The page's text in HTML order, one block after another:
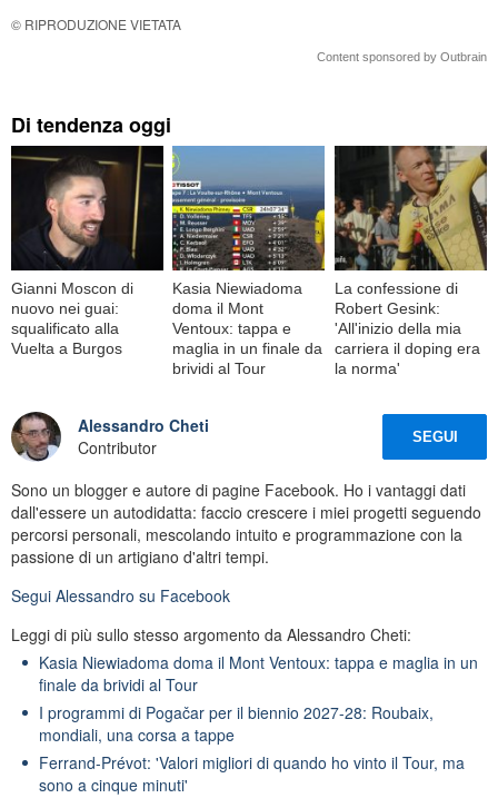
© RIPRODUZIONE VIETATA
Content sponsored by Outbrain
Di tendenza oggi
Gianni Moscon di
nuovo nei guai:
squalificato alla
Vuelta a Burgos
Kasia Niewiadoma
doma il Mont
Ventoux: tappa e
maglia in un finale da
brividi al Tour
La confessione di
Robert Gesink:
'All'inizio della mia
carriera il doping era
la norma'
Alessandro Cheti
Contributor
SEGUI
Sono un blogger e autore di pagine Facebook. Ho i vantaggi dati
dall'essere un autodidatta: faccio crescere i miei progetti seguendo
percorsi personali, mescolando intuito e programmazione con la
passione di un artigiano d'altri tempi.
Segui Alessandro su Facebook
Leggi di più sullo stesso argomento da Alessandro Cheti:
Kasia Niewiadoma doma il Mont Ventoux: tappa e maglia in un
finale da brividi al Tour
I programmi di Pogačar per il biennio 2027-28: Roubaix,
mondiali, una corsa a tappe
Ferrand-Prévot: 'Valori migliori di quando ho vinto il Tour, ma
sono a cinque minuti'